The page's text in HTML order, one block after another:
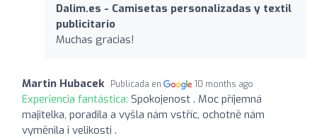
Dalim.es - Camisetas personalizadas y textil
publicitario
Muchas gracias!
Martin Hubacek Publicada en 10 months ago
Experiencia fantástica: Spokojenost . Moc příjemná
majitelka, poradila a vyšla nám vstříc, ochotně nám
vyměnila i velikosti .